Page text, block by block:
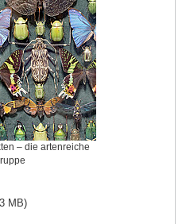
– die artenreiche
MB)